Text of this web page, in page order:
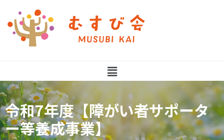
令和7年度【障がい者サポータ
ー等養成事業】